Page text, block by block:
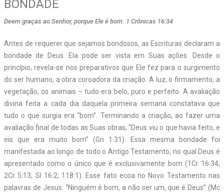
BONDADE
Deem graças ao Senhor, porque Ele é bom. 1 Crônicas 16:34
Antes de requerer que sejamos bondosos, as Escrituras declaram a
bondade de Deus. Ela pode ser vista em Suas ações. Desde o
princípio, revela-se nos preparativos que Ele fez para o surgimento
do ser humano, a obra coroadora da criação. A luz, o firmamento, a
vegetação, os animais – tudo era belo, puro e perfeito. A avaliação
divina feita a cada dia daquela primeira semana constatava que
tudo o que surgia era “bom”. Terminando a criação, ao fazer uma
avaliação final de todas as Suas obras, “Deus viu o que havia feito, e
eis que era muito bom” (Gn 1:31). Essa mesma bondade foi
manifestada ao longo de todo o Antigo Testamento, no qual Deus é
apresentado como o único que é exclusivamente bom (1Cr 16:34;
2Cr 5:13; Sl 16:2; 118:1). Esse fato ecoa no Novo Testamento nas
palavras de Jesus: “Ninguém é bom, a não ser um, que é Deus” (Mc